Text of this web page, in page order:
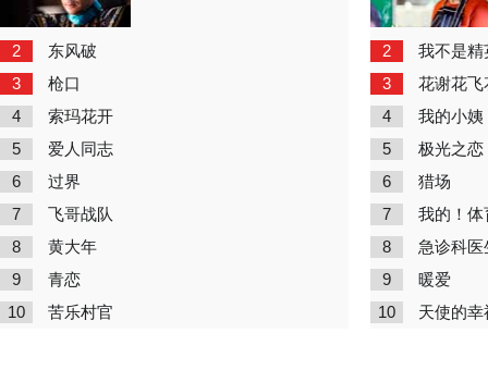
2 东风破
3 枪口
4 索玛花开
5 爱人同志
6 过界
7 飞哥战队
8 黄大年
9 青恋
10 苦乐村官
2 我不是精
3 花谢花飞
4 我的小姨
5 极光之恋
6 猎场
7 我的！体
8 急诊科医
9 暖爱
10 天使的幸